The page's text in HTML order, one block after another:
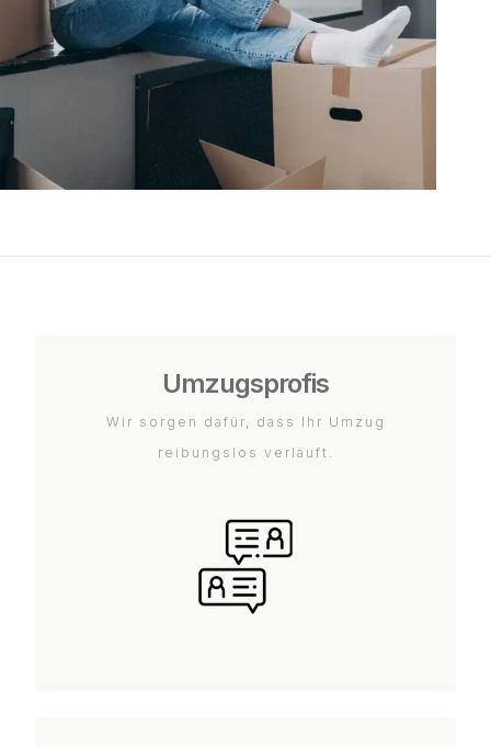
Umzugsprofis
Wir sorgen dafür, dass Ihr Umzug
reibungslos verläuft.